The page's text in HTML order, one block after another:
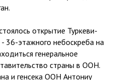
открытие Туркеви-
36-этажного небоскреба на
генеральное
страны в ООН.
и генсека ООН Антониу